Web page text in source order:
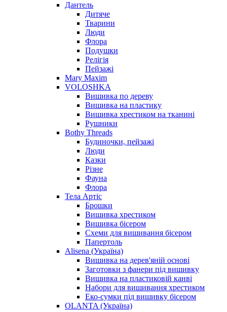
Дантель
Дитяче
Тварини
Люди
Флора
Подушки
Релігія
Пейзажі
Mary Maxim
VOLOSHKA
Вишивка по дереву
Вишивка на пластику
Вишивка хрестиком на тканині
Рушники
Bothy Threads
Будиночки, пейзажі
Люди
Казки
Різне
Фауна
Флора
Тела Артіс
Брошки
Вишивка хрестиком
Вишивка бісером
Схеми для вишивання бісером
Папертоль
Alisena (Україна)
Вишивка на дерев'яній основі
Заготовки з фанери під вишивку
Вишивка на пластиковій канві
Набори для вишивання хрестиком
Еко-сумки під вишивку бісером
OLANTA (Україна)